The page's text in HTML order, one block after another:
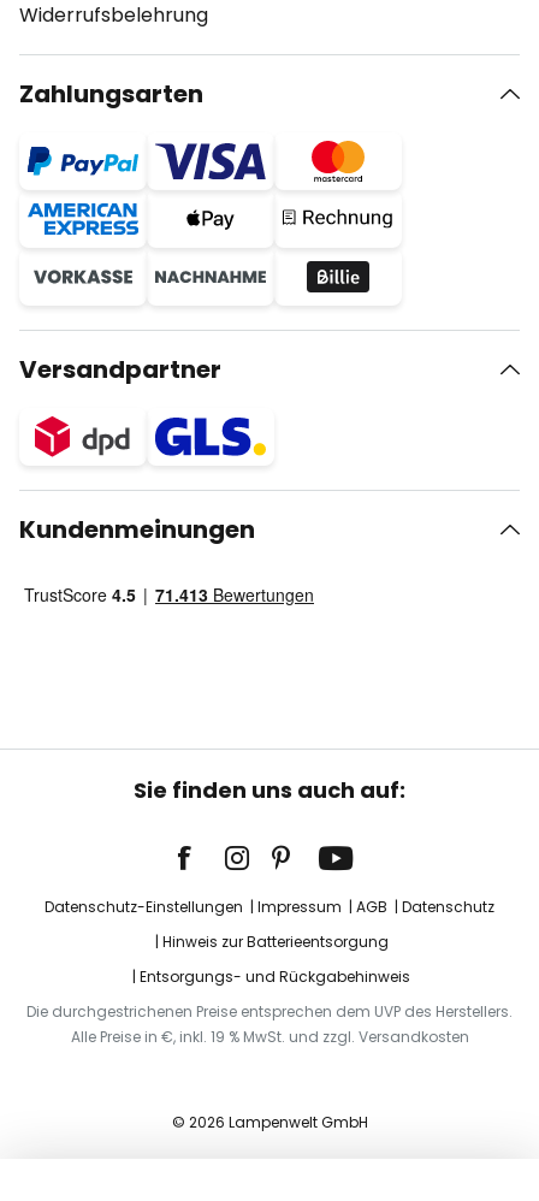
Widerrufsbelehrung
Zahlungsarten
Versandpartner
Kundenmeinungen
Sie finden uns auch auf:
Datenschutz-Einstellungen Impressum AGB
Datenschutz
Hinweis zur Batterieentsorgung
Entsorgungs- und Rückgabehinweis
Die durchgestrichenen Preise entsprechen dem UVP des Herstellers.
Alle Preise in €, inkl. 19 % MwSt. und zzgl. Versandkosten
© 2026 Lampenwelt GmbH